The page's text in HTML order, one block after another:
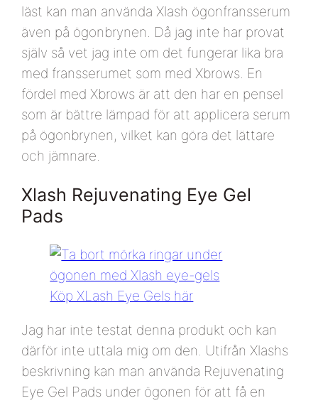
läst kan man använda Xlash ögonfransserum
även på ögonbrynen. Då jag inte har provat
själv så vet jag inte om det fungerar lika bra
med fransserumet som med Xbrows. En
fördel med Xbrows är att den har en pensel
som är bättre lämpad för att applicera serum
på ögonbrynen, vilket kan göra det lättare
och jämnare.
Xlash Rejuvenating Eye Gel
Pads
Köp XLash Eye Gels här
Jag har inte testat denna produkt och kan
därför inte uttala mig om den. Utifrån Xlashs
beskrivning kan man använda Rejuvenating
Eye Gel Pads under ögonen för att få en